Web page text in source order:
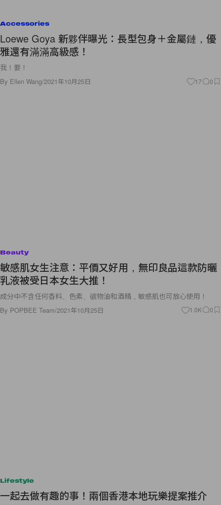
Accessories
Loewe Goya 新夥伴曝光：長型包身＋金屬鏈，優
雅還有滿滿高級感！
我！要！
By Ellen Wang/2021年10月25日 17 0
Beauty
敏感肌女生注意：平價又好用，無印良品這款防曬
乳液被受日本女生大推！
成分中不含任何香料、色素、礦物油和酒精，敏感肌也可放心使用！
By POPBEE Team/2021年10月25日 1.0K 0
Lifestyle
一起去做有趣的事！兩個香港本地玩樂提案推介